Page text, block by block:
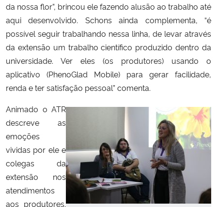
da nossa flor”, brincou ele fazendo alusão ao trabalho até
aqui desenvolvido. Schons ainda complementa, “é
possível seguir trabalhando nessa linha, de levar através
da extensão um trabalho científico produzido dentro da
universidade. Ver eles (os produtores) usando o
aplicativo (PhenoGlad Mobile) para gerar facilidade,
renda e ter satisfação pessoal” comenta.
Animado o ATR
descreve as
emoções
vividas por ele e
colegas da
extensão nos
atendimentos
aos produtores.